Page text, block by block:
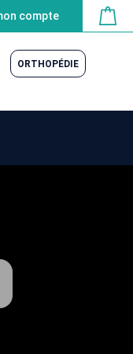
compte
ORTHOPÉDIE